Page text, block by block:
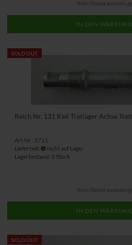
Kein Steuerausweis
IN DEN
SOLD OUT
Reich Nr. 131 Keil Tretlager Achse
Art.Nr.: 2711
Lieferzeit:
nicht auf Lager
Lagerbestand: 0 Stück
Kein Steuerausweis
IN DEN
SOLD OUT